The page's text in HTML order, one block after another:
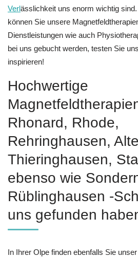
Verlässlichkeit uns enorm wichtig
können Sie unsere
Dienstleistungen wie auch
bei uns gebucht werden, testen Sie
inspirieren!
Hochwertige
Rhonard, Rhode,
Rehringhausen,
Thieringhausen,
ebenso wie
Rüblinghausen -
uns gefunden
In Ihrer Olpe finden ebenfalls Sie